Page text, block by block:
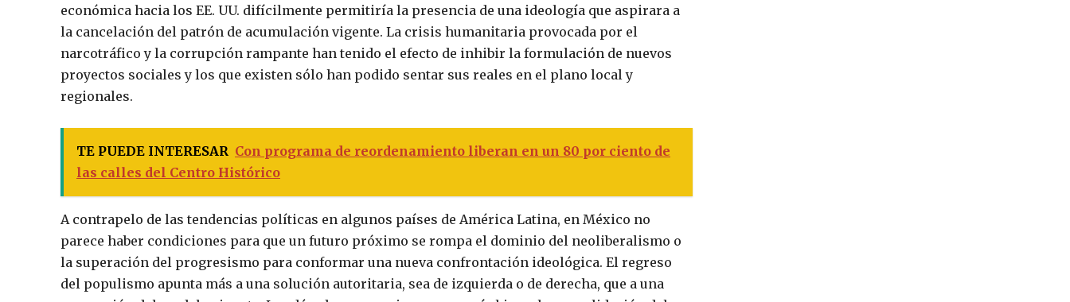
económica hacia los EE. UU. difícilmente permitiría la presencia de una ideología que aspirara a
la cancelación del patrón de acumulación vigente. La crisis humanitaria provocada por el
narcotráfico y la corrupción rampante han tenido el efecto de inhibir la formulación de nuevos
proyectos sociales y los que existen sólo han podido sentar sus reales en el plano local y
regionales.
TE PUEDE INTERESAR Con programa de reordenamiento liberan en un 80 por ciento de
las calles del Centro Histórico
A contrapelo de las tendencias políticas en algunos países de América Latina, en México no
parece haber condiciones para que un futuro próximo se rompa el dominio del neoliberalismo o
la superación del progresismo para conformar una nueva confrontación ideológica. El regreso
del populismo apunta más a una solución autoritaria, sea de izquierda o de derecha, que a una